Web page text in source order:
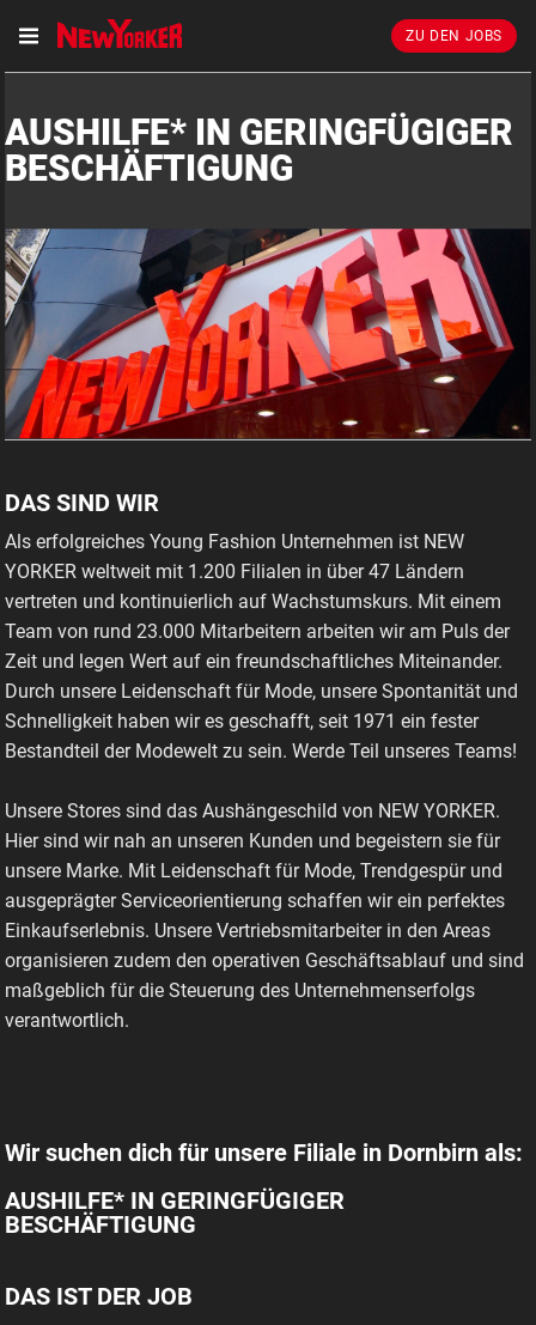
ZU DEN JOBS
AUSHILFE* IN GERINGFÜGIGER
BESCHÄFTIGUNG
DAS SIND WIR
Als erfolgreiches Young Fashion Unternehmen ist NEW
YORKER weltweit mit 1.200 Filialen in über 47 Ländern
vertreten und kontinuierlich auf Wachstumskurs. Mit einem
Team von rund 23.000 Mitarbeitern arbeiten wir am Puls der
Zeit und legen Wert auf ein freundschaftliches Miteinander.
Durch unsere Leidenschaft für Mode, unsere Spontanität und
Schnelligkeit haben wir es geschafft, seit 1971 ein fester
Bestandteil der Modewelt zu sein. Werde Teil unseres Teams!
Unsere Stores sind das Aushängeschild von NEW YORKER.
Hier sind wir nah an unseren Kunden und begeistern sie für
unsere Marke. Mit Leidenschaft für Mode, Trendgespür und
ausgeprägter Serviceorientierung schaffen wir ein perfektes
Einkaufserlebnis. Unsere Vertriebsmitarbeiter in den Areas
organisieren zudem den operativen Geschäftsablauf und sind
maßgeblich für die Steuerung des Unternehmenserfolgs
verantwortlich.
Wir suchen dich für unsere Filiale in Dornbirn als:
AUSHILFE* IN GERINGFÜGIGER
BESCHÄFTIGUNG
DAS IST DER JOB